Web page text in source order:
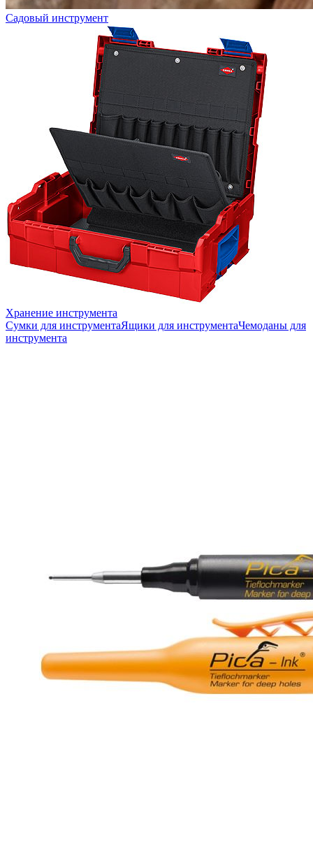
Садовый инструмент
Хранение инструмента
Сумки для инструментаЯщики для инструментаЧемоданы для
инструмента